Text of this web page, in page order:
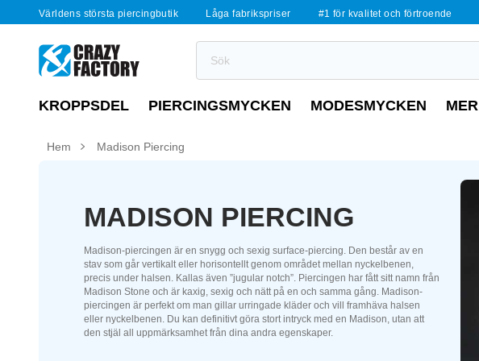
Världens största piercingbutik Låga fabrikspriser #1 för kvalitet och förtroende
KROPPSDEL PIERCINGSMYCKEN MODESMYCKEN MER
Hem Madison Piercing
MADISON PIERCING
Madison-piercingen är en snygg och sexig surface-piercing. Den består av en
stav som går vertikalt eller horisontellt genom området mellan nyckelbenen,
precis under halsen. Kallas även ”jugular notch”. Piercingen har fått sitt namn från
Madison Stone och är kaxig, sexig och nätt på en och samma gång. Madison-
piercingen är perfekt om man gillar urringade kläder och vill framhäva halsen
eller nyckelbenen. Du kan definitivt göra stort intryck med en Madison, utan att
den stjäl all uppmärksamhet från dina andra egenskaper.